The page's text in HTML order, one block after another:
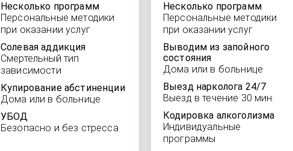
Несколько программ
Персональные методики
при оказании услуг
Солевая аддикция
Смертельный тип
зависимости
Купирование абстиненции
Дома или в больнице
УБОД
Безопасно и без стресса
Несколько программ
Персональные методики
при оказании услуг
Выводим из запойного
состояния
Дома или в больнице
Выезд нарколога 24/7
Выезд в течение 30 мин.
Кодировка алкоголизма
Индивидуальные
программы